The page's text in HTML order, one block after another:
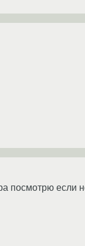
посмотрю если